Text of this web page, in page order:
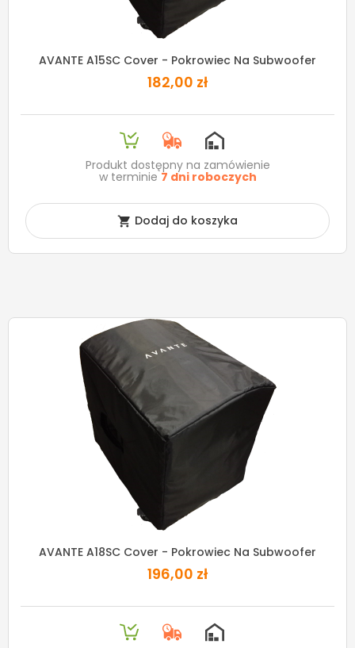
AVANTE A15SC Cover - Pokrowiec Na Subwoofer
182,00 zł
Produkt dostępny na zamówienie
w terminie 7 dni roboczych
 Dodaj do koszyka
AVANTE A18SC Cover - Pokrowiec Na Subwoofer
196,00 zł